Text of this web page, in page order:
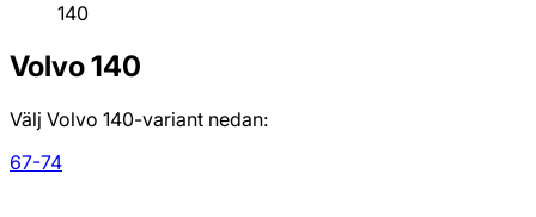
140
Volvo140
Välj Volvo 140-variant nedan:
67-74